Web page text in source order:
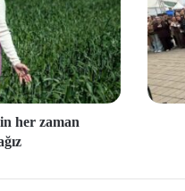
her zaman